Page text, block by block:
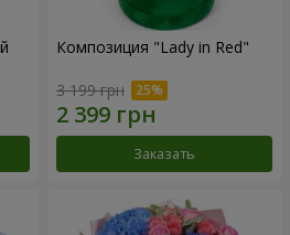
Композиция "Lady in Red"
3 199 грн
Заказать